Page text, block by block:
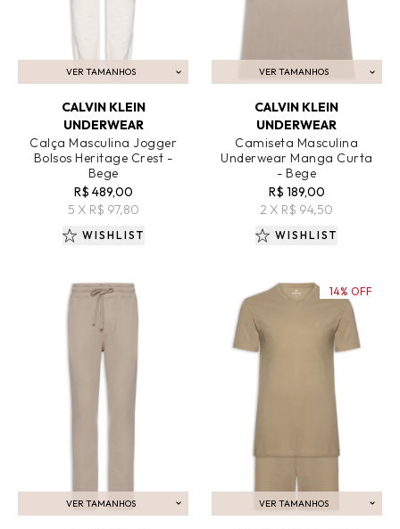
VER TAMANHOS
ADICIONAR AO CARRINHO
CALVIN KLEIN
UNDERWEAR
Calça Masculina Jogger
Bolsos Heritage Crest -
Bege
R$ 489,00
5 X R$ 97,80
WISHLIST
VER TAMANHOS
ADICIONAR AO CARRINHO
CALVIN KLEIN
UNDERWEAR
Camiseta Masculina
Underwear Manga Curta
- Bege
R$ 189,00
2 X R$ 94,50
WISHLIST
VER TAMANHOS
ADICIONAR AO CARRINHO
VER TAMANHOS
ADICIONAR AO CARRINHO
14% OFF